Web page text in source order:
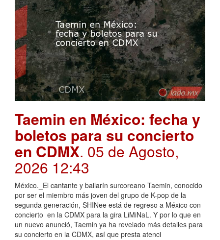
Taemin en México: fecha y
boletos para su concierto
en CDMX. 05 de Agosto,
2026 12:43
México._El cantante y bailarín surcoreano Taemin, conocido
por ser el miembro más joven del grupo de K-pop de la
segunda generación, SHINee está de regreso a México con
concierto en la CDMX para la gira LiMiNaL. Y por lo que en
un nuevo anunció, Taemin ya ha revelado más detalles para
su concierto en la CDMX, así que presta atenci